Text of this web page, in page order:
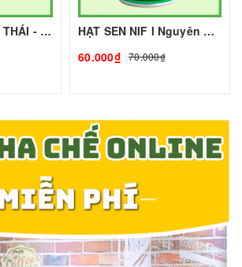
NƯỚC CỐT DỪA THÁI - 1L - CHAOKOH | Nguyên liệu pha chế - TOBEE FOOD
HẠT SEN NIF I Nguyên Liệu Pha Chế - Tobee Food
60.000₫ 70.000₫